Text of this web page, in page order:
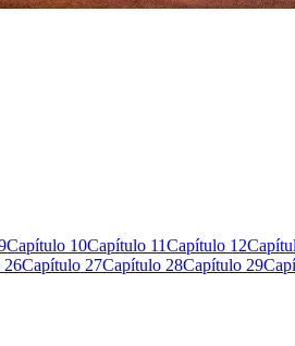
Capítulo 10Capítulo 11Capítulo 12
26Capítulo 27Capítulo 28Capítulo 29